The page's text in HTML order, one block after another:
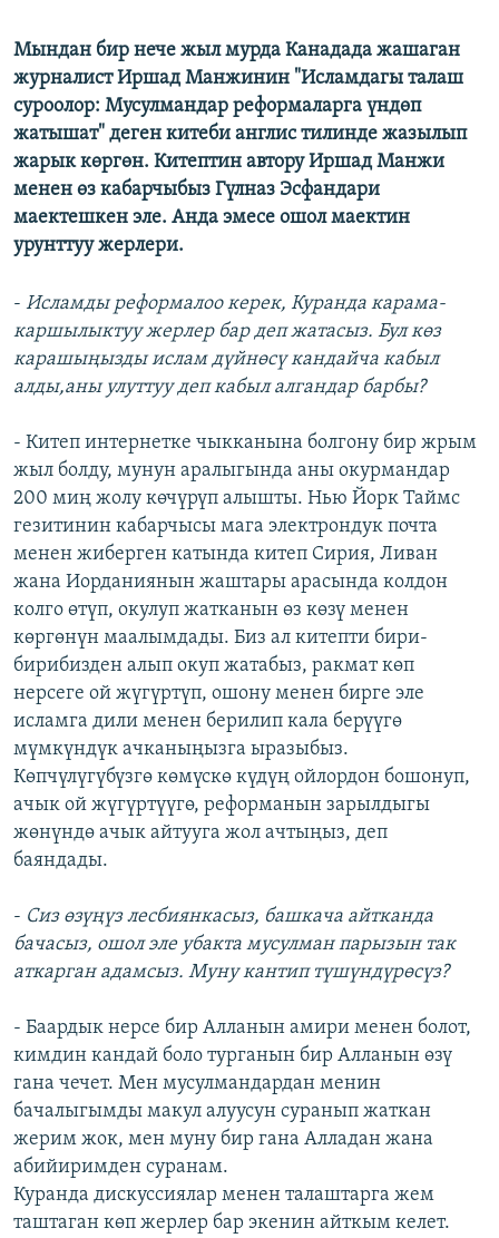
Мындан бир нече жыл мурда Канадада жашаган
журналист Иршад Манжинин "Исламдагы талаш
суроолор: Мусулмандар реформаларга үндөп
жатышат" деген китеби англис тилинде жазылып
жарык көргөн. Китептин автору Иршад Манжи
менен өз кабарчыбыз Гүлназ Эсфандари
маектешкен эле. Анда эмесе ошол маектин
урунттуу жерлери.
- Исламды реформалоо керек, Куранда карама-
каршылыктуу жерлер бар деп жатасыз. Бул көз
карашыңызды ислам дүйнөсү кандайча кабыл
алды,аны улуттуу деп кабыл алгандар барбы?
- Китеп интернетке чыкканына болгону бир жрым
жыл болду, мунун аралыгында аны окурмандар
200 миң жолу көчүрүп алышты. Нью Йорк Таймс
гезитинин кабарчысы мага электрондук почта
менен жиберген катында китеп Сирия, Ливан
жана Иорданиянын жаштары арасында колдон
колго өтүп, окулуп жатканын өз көзү менен
көргөнүн маалымдады. Биз ал китепти бири-
бирибизден алып окуп жатабыз, ракмат көп
нерсеге ой жүгүртүп, ошону менен бирге эле
исламга дили менен берилип кала берүүгө
мүмкүндүк ачканыңызга ыразыбыз.
Көпчүлүгүбүзгө көмүскө күдүң ойлордон бошонуп,
ачык ой жүгүртүүгө, реформанын зарылдыгы
жөнүндө ачык айтууга жол ачтыңыз, деп
баяндады.
- Сиз өзүңүз лесбиянкасыз, башкача айтканда
бачасыз, ошол эле убакта мусулман парызын так
аткарган адамсыз. Муну кантип түшүндүрөсүз?
- Баардык нерсе бир Алланын амири менен болот,
кимдин кандай боло турганын бир Алланын өзү
гана чечет. Мен мусулмандардан менин
бачалыгымды макул алуусун суранып жаткан
жерим жок, мен муну бир гана Алладан жана
абийиримден суранам.
Куранда дискуссиялар менен талаштарга жем
таштаган көп жерлер бар экенин айткым келет.